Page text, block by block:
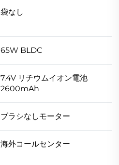
袋なし
65W BLDC
7.4V リチウムイオン電池
2600mAh
ブラシなしモーター
海外コールセンター